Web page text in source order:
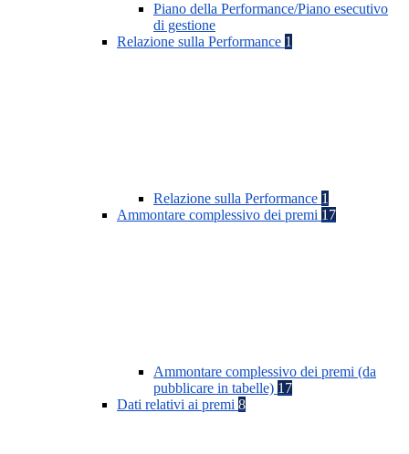
Piano della Performance/Piano esecutivo
di gestione
Relazione sulla Performance 1
Relazione sulla Performance 1
Ammontare complessivo dei premi 17
Ammontare complessivo dei premi (da
pubblicare in tabelle) 17
Dati relativi ai premi 8